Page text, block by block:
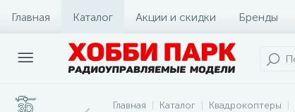
Главная Каталог Акции и скидки Бренды
Главная Каталог Квадрокоптеры